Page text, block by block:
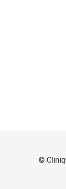
©